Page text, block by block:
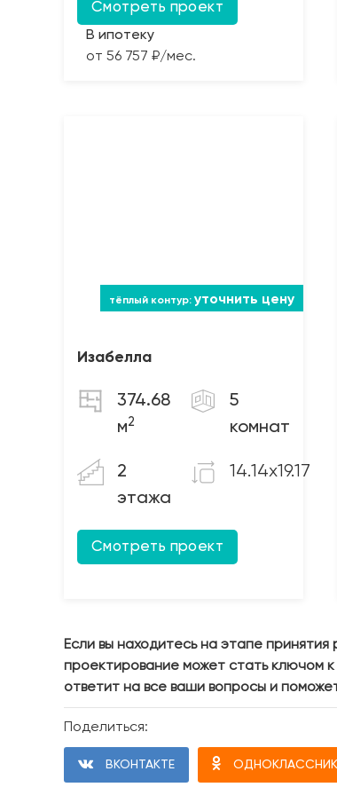
Смотреть проект
В ипотеку
от 56 757 ₽/мес.
уточнить цену
Изабелла
374.68
м2
5
комнат
2
этажа
14.14x19.17
Смотреть проект
Если вы находитесь на этапе
проектирование может стать ключом
ответит на все ваши вопросы и
Поделиться:
ВКОНТАКТЕ